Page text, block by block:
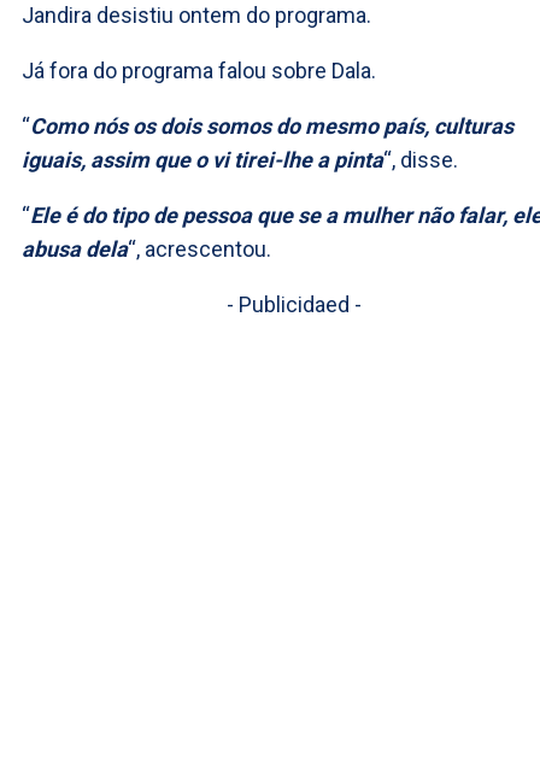
Jandira desistiu ontem do programa.
Já fora do programa falou sobre Dala.
“Como nós os dois somos do mesmo país, culturas
iguais, assim que o vi tirei-lhe a pinta“, disse.
“Ele é do tipo de pessoa que se a mulher não falar,
abusa dela“, acrescentou.
- Publicidaed -